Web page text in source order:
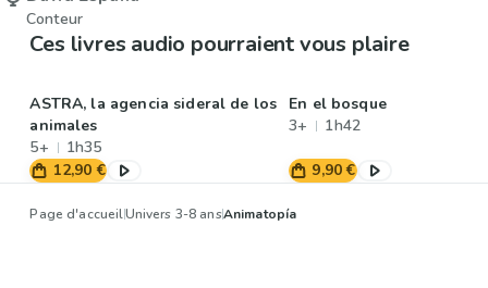
Conteur
Ces livres audio pourraient vous plaire
ASTRA, la agencia sideral de los
animales
5+
1h35
12,90 €
En el bosque
3+
1h42
9,90 €
Page d'accueilUnivers 3-8 ansAnimatopía